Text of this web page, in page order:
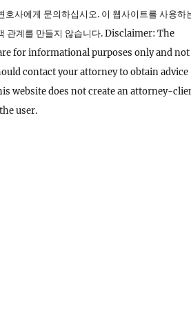
사에게 문의하십시오. 이 웹사이트를 사용하
관계를 만들지 않습니다. Disclaimer: The
for informational purposes only and not
contact your attorney to obtain advice
website does not create an attorney-
user.